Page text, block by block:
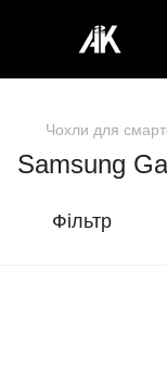
Чохли для
Samsung
Фільтр